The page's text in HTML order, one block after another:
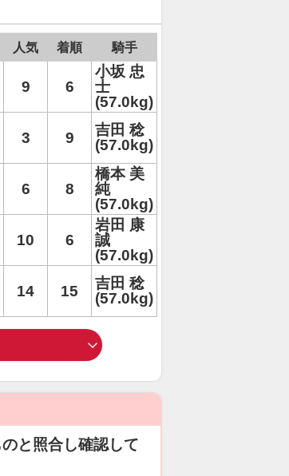
人気 着順 騎手
9 6
小坂 忠
士
(57.0kg)
3 9
吉田 稔
(57.0kg)
6 8
橋本 美
純
(57.0kg)
10 6
岩田 康
誠
(57.0kg)
14 15
吉田 稔
(57.0kg)
と照合し確認して